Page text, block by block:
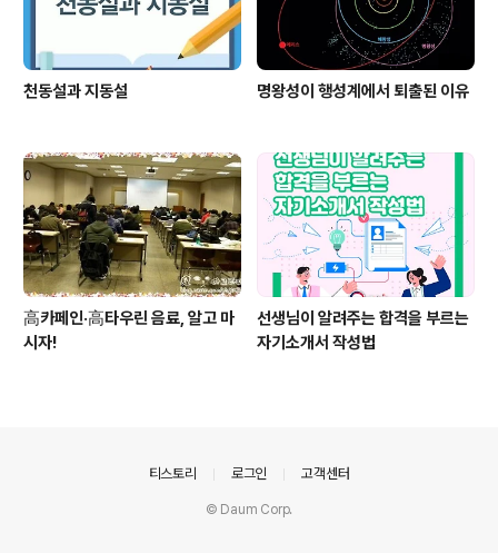
천동설과 지동설 명왕성이 행성계에서 퇴출된 이유
高카페인·高타우린 음료, 알고 마
시자!
선생님이 알려주는 합격을 부르는
자기소개서 작성법
티스토리 로그인 고객센터
© Daum Corp.